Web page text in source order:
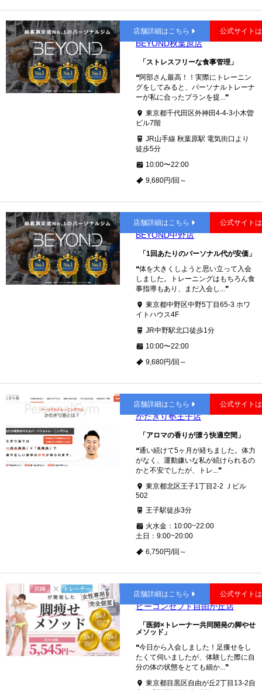
秋葉原
BEYOND秋葉原店
「ストレスフリーな食事管理」
❝阿部さん最高！！実際にトレーニン
グをしてみると、パーソナルトレーナ
ーが私に合ったプランを提...❞
東京都千代田区外神田4-4-3小木曽
ビル7階
JR山手線 秋葉原駅 電気街口より
徒歩5分
10:00〜22:00
9,680円/回～
店舗詳細はこちら 公式サイト
中野
BEYOND中野店
「1回あたりのパーソナル代が安価」
❝体を大きくしようと思い立って入会
しました。トレーニングはもちろん食
事指導もあり、まだ入会し...❞
東京都中野区中野5丁目65-3 ホワ
イトハウス4F
JR中野駅北口徒歩1分
10:00〜22:00
9,680円/回～
店舗詳細はこちら 公式サイト
王子
かたぎり塾王子店
「アロマの香りが漂う快適空間」
❝通い続けて5ヶ月が経ちました。体力
がなく、運動嫌いな私が続けられるの
かと不安でしたが、トレ...❞
東京都北区王子1丁目2-2 Ｊビル
502
王子駅徒歩3分
火水金：10:00~22:00
土日：9:00~20:00
6,750円/回～
店舗詳細はこちら 公式サイト
自由が丘
ビーコンセプト自由が丘店
「医師×トレーナー共同開発の脚やせ
メソッド」
❝今日から入会しました！足痩せをし
たくて伺いましたが、体験した際に自
分の体の状態をとても細か...❞
東京都目黒区自由が丘2丁目13-2自
店舗詳細はこちら 公式サイト